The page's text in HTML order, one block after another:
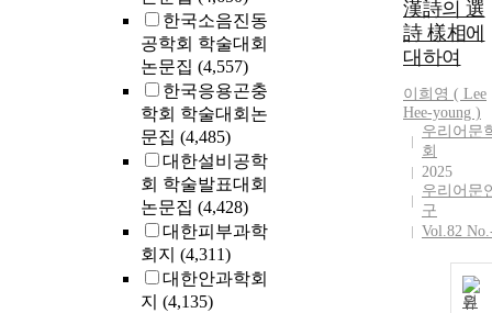
한국소음진동
공학회 학술대회
논문집 (4,557)
한국응용곤충
학회 학술대회논
문집 (4,485)
대한설비공학
회 학술발표대회
논문집 (4,428)
대한피부과학
회지 (4,311)
대한안과학회
지 (4,135)
漢詩의 選
詩 樣相에
대하여
이희영 ( Lee
Hee-young )
우리어문
회
2025
우리어문
구
Vol.82
원